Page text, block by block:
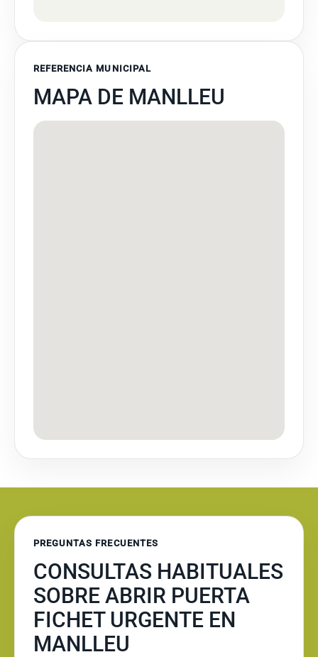
REFERENCIA MUNICIPAL
MAPA DE MANLLEU
PREGUNTAS FRECUENTES
CONSULTAS HABITUALES
SOBRE ABRIR PUERTA
FICHET URGENTE EN
MANLLEU